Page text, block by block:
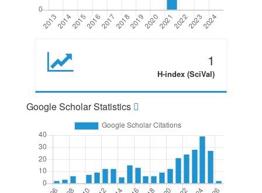
1
H-index (SciVal)
Google Scholar Statistics